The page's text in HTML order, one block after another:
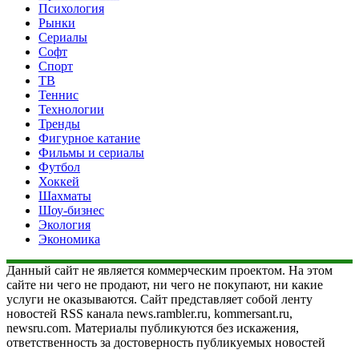
Психология
Рынки
Сериалы
Софт
Спорт
ТВ
Теннис
Технологии
Тренды
Фигурное катание
Фильмы и сериалы
Футбол
Хоккей
Шахматы
Шоу-бизнес
Экология
Экономика
Данный сайт не является коммерческим проектом. На этом
сайте ни чего не продают, ни чего не покупают, ни какие
услуги не оказываются. Сайт представляет собой ленту
новостей RSS канала news.rambler.ru, kommersant.ru,
newsru.com. Материалы публикуются без искажения,
ответственность за достоверность публикуемых новостей